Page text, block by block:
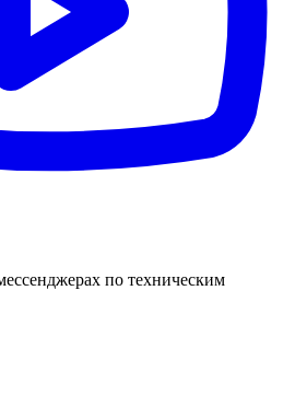
по техническим